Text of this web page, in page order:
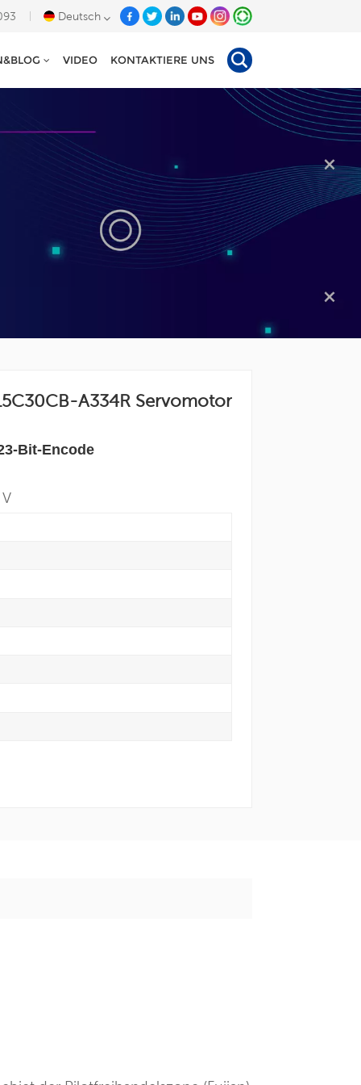
Deutsch
English
Español
Tiếng Việt
VIDEO KONTAKTIERE UNS
A334R Servomotor
Bit-Encode